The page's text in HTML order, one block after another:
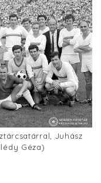
Juhász
Géza)